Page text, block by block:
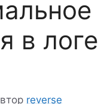
в логе
reverse